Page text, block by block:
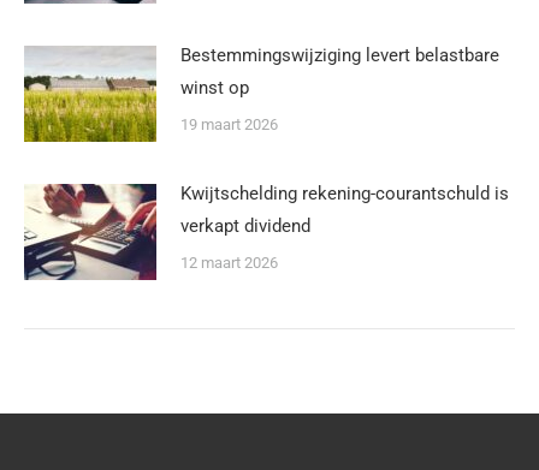
Bestemmingswijziging levert belastbare
winst op
19 maart 2026
Kwijtschelding rekening-courantschuld is
verkapt dividend
12 maart 2026